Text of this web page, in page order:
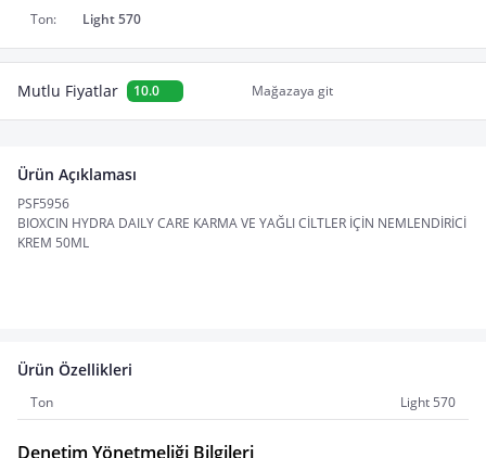
Ton:
Light 570
Mutlu Fiyatlar 10.0 Mağazaya git
Ürün Açıklaması
PSF5956
BIOXCIN HYDRA DAILY CARE KARMA VE YAĞLI CİLTLER İÇİN NEMLENDİRİCİ
KREM 50ML
Ürün Özellikleri
Ton Light 570
Denetim Yönetmeliği Bilgileri